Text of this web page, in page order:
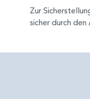
Zur
sicher durch